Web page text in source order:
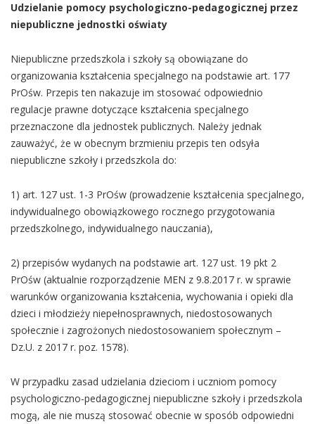
Udzielanie pomocy psychologiczno-pedagogicznej przez
niepubliczne jednostki oświaty
Niepubliczne przedszkola i szkoły są obowiązane do
organizowania kształcenia specjalnego na podstawie art. 177
PrOśw. Przepis ten nakazuje im stosować odpowiednio
regulacje prawne dotyczące kształcenia specjalnego
przeznaczone dla jednostek publicznych. Należy jednak
zauważyć, że w obecnym brzmieniu przepis ten odsyła
niepubliczne szkoły i przedszkola do:
1) art. 127 ust. 1-3 PrOśw (prowadzenie kształcenia specjalnego,
indywidualnego obowiązkowego rocznego przygotowania
przedszkolnego, indywidualnego nauczania),
2) przepisów wydanych na podstawie art. 127 ust. 19 pkt 2
PrOśw (aktualnie rozporządzenie MEN z 9.8.2017 r. w sprawie
warunków organizowania kształcenia, wychowania i opieki dla
dzieci i młodzieży niepełnosprawnych, niedostosowanych
społecznie i zagrożonych niedostosowaniem społecznym –
Dz.U. z 2017 r. poz. 1578).
W przypadku zasad udzielania dzieciom i uczniom pomocy
psychologiczno-pedagogicznej niepubliczne szkoły i przedszkola
mogą, ale nie muszą stosować obecnie w sposób odpowiedni